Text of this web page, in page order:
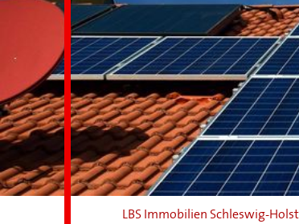
LBS Immobilien Schleswig-